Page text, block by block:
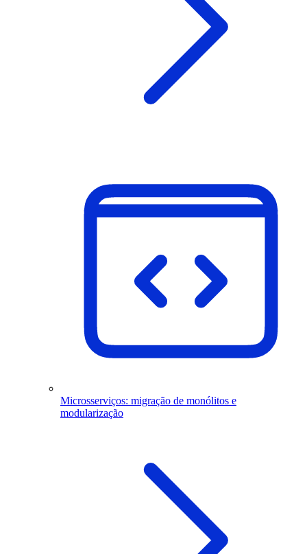
Microsserviços: migração de monólitos e
modularização